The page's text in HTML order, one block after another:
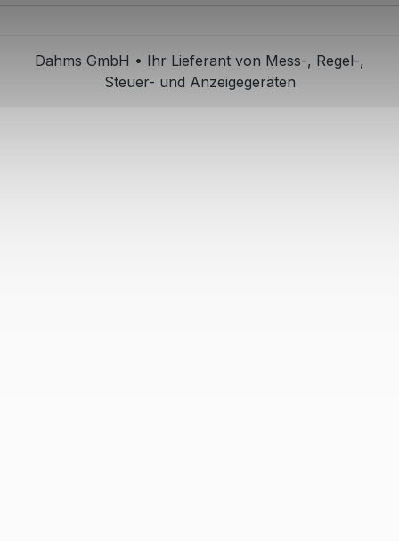
Dahms GmbH • Ihr Lieferant von Mess-, Regel-,
Steuer- und Anzeigegeräten